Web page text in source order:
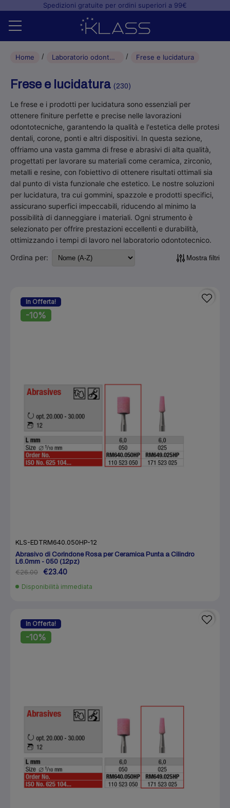
Spedizioni gratuite per ordini superiori a 99€
Home
Studio odontoiatrico
Laboratorio odontotecnico +
Blog
Home Laboratorio odontotecnico Frese e lucidatura
Frese e lucidatura (230)
Le frese e i prodotti per lucidatura sono essenziali per
ottenere finiture perfette e precise nelle lavorazioni
odontotecniche, garantendo la qualità e l'estetica delle protesi
dentali, corone, ponti e altri dispositivi. In questa sezione,
offriamo una vasta gamma di frese e abrasivi di alta qualità,
progettati per lavorare su materiali come ceramica, zirconio,
metalli e resine, con l’obiettivo di ottenere risultati ottimali sia
dal punto di vista funzionale che estetico. Le nostre soluzioni
per lucidatura, tra cui gommini, spazzole e prodotti specifici,
assicurano superfici impeccabili, riducendo al minimo la
possibilità di danneggiare i materiali. Ogni strumento è
selezionato per offrire prestazioni eccellenti e durabilità,
ottimizzando i tempi di lavoro nel laboratorio odontotecnico.
Ordina per:
Mostra filtri
In Offerta!
-10%
KLS-EDTRM640.050HP-12
Abrasivo di Corindone Rosa per Ceramica Punta a Cilindro
L6.0mm - 050 (12pz)
€26.00 €23.40
Disponibilità immediata
In Offerta!
-10%